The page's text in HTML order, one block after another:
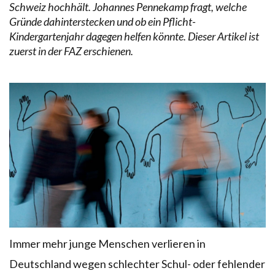
Schweiz hochhält. Johannes Pennekamp fragt, welche
Gründe dahinterstecken und ob ein Pflicht-
Kindergartenjahr dagegen helfen könnte. Dieser Artikel ist
zuerst in der FAZ erschienen.
Immer mehr junge Menschen verlieren in
Deutschland wegen schlechter Schul- oder fehlender